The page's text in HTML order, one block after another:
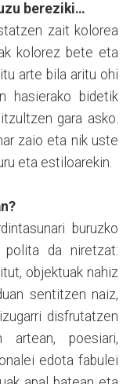
bereziki…
zait kolorea
kolorez bete eta
arte bila aritu ohi
hasierako bidetik
gara asko.
zaio eta nik uste
eta estiloarekin.
buruzko
da niretzat:
objektuak nahiz
sentitzen naiz,
disfrutatzen
poesiari,
edota fabulei